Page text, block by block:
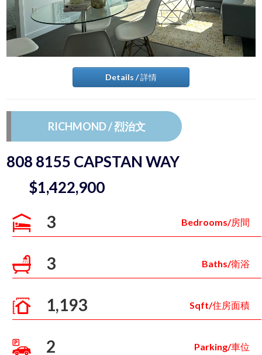
Details / 詳情
RICHMOND / 烈治文
808 8155 CAPSTAN WAY
$1,422,900
3 Bedrooms/房間
3 Baths/衛浴
1,193 Sqft/住房面積
2 Parking/車位